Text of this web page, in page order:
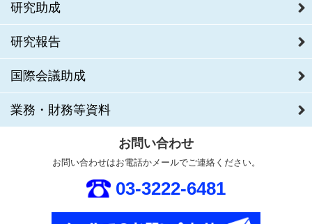
研究助成
研究報告
国際会議助成
業務・財務等資料
お問い合わせ
お問い合わせはお電話かメールでご連絡ください。
03-3222-6481